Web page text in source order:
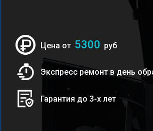
Цена от 5300 руб
Экспресс ремонт в день
Гарантия до 3-х лет